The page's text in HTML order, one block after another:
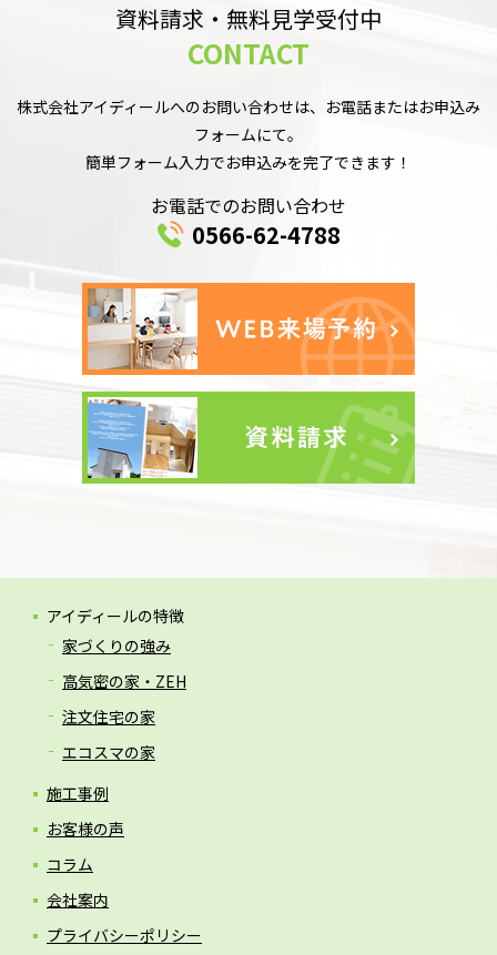
資料請求・無料見学受付中
CONTACT
株式会社アイディールへのお問い合わせは、お電話またはお申込み
フォームにて。
簡単フォーム入力でお申込みを完了できます！
お電話でのお問い合わせ
0566-62-4788
アイディールの特徴
家づくりの強み
高気密の家・ZEH
注文住宅の家
エコスマの家
施工事例
お客様の声
コラム
会社案内
プライバシーポリシー